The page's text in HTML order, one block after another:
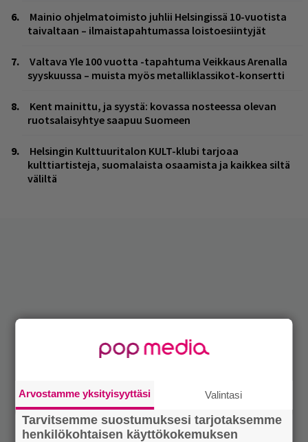
Mainio ohjelmatoimisto juhlii Helsingissä 10-vuotista
taivaltaan – ilmaistapahtumassa loistoesiintyjät
Valtava Yle 100 vuotta -tapahtuma Veikkaus Arenalla
syyskuussa – muista myös metalliklassikot-konsertti
Kent mainittu, ja syystä: kovassa nosteessa olevan
ruotsalaisyhtye saapuu Suomeen
Helsingin Kulttuuritalon KULT-klubi tarjoaa
kulttiartisteja, suomalaista osaamista ja kaikkea siltä
väliltä
Arvostamme yksityisyyttäsi Valintasi
Tarvitsemme suostumuksesi tarjotaksemme
henkilökohtaisen käyttökokemuksen